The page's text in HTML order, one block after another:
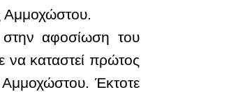
Αμμοχώστου.
αφοσίωση του
να καταστεί πρώτος
Έκτοτε